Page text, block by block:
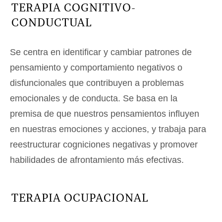
TERAPIA COGNITIVO-
CONDUCTUAL
Se centra en identificar y cambiar patrones de
pensamiento y comportamiento negativos o
disfuncionales que contribuyen a problemas
emocionales y de conducta. Se basa en la
premisa de que nuestros pensamientos influyen
en nuestras emociones y acciones, y trabaja para
reestructurar cogniciones negativas y promover
habilidades de afrontamiento más efectivas.
TERAPIA OCUPACIONAL